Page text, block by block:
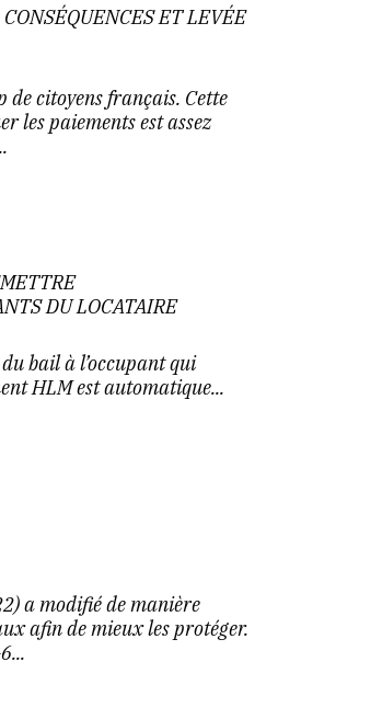
ET LEVÉE
citoyens français. Cette
les paiements est assez
DU LOCATAIRE
bail à l’occupant qui
HLM est automatique...
a modifié de manière
afin de mieux les protéger.